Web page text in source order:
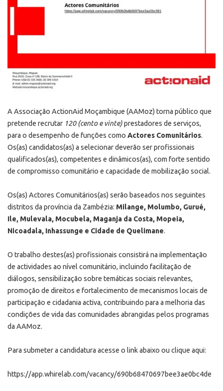
A Associação ActionAid Moçambique (AAMoz) torna público que
pretende recrutar 120 (cento e vinte)prestadores de serviços,
para o desempenho de funções como Actores Comunitários.
Os(as) candidatos(as) a selecionar deverão ser profissionais
qualificados(as), competentes e dinâmicos(as), com forte sentido
de compromisso comunitário e capacidade de mobilização social.
Os(as) Actores Comunitários(as) serão baseados nos seguintes
distritos da província da Zambézia: Milange, Molumbo, Gurué,
Ile, Mulevala, Mocubela, Maganja da Costa, Mopeia,
Nicoadala, Inhassunge e Cidade de Quelimane.
O trabalho destes(as) profissionais consistirá na implementação
de actividades ao nível comunitário, incluindo facilitação de
diálogos, sensibilização sobre temáticas sociais relevantes,
promoção de direitos e fortalecimento de mecanismos locais de
participação e cidadania activa, contribuindo para a melhoria das
condições de vida das comunidades abrangidas pelos programas
da AAMoz.
Para submeter a candidatura acesse o link abaixo ou clique aqui:
https://app.whirelab.com/vacancy/690b68470697bee3ae0bc4de